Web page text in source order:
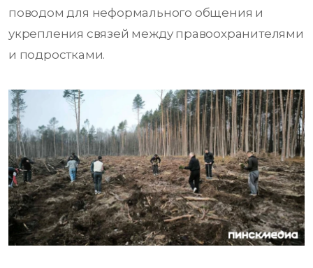
поводом для неформального общения и
укрепления связей между правоохранителями
и подростками.